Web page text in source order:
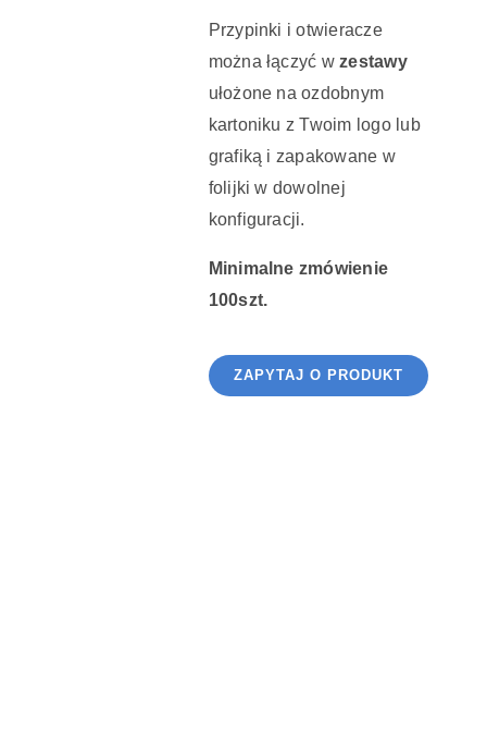
Przypinki i otwieracze
można łączyć wzestawy
ułożone na ozdobnym
kartoniku z Twoim logo lub
grafiką i zapakowane w
folijki w dowolnej
konfiguracji.
Minimalne zmówienie
100szt.
ZAPYTAJ O PRODUKT